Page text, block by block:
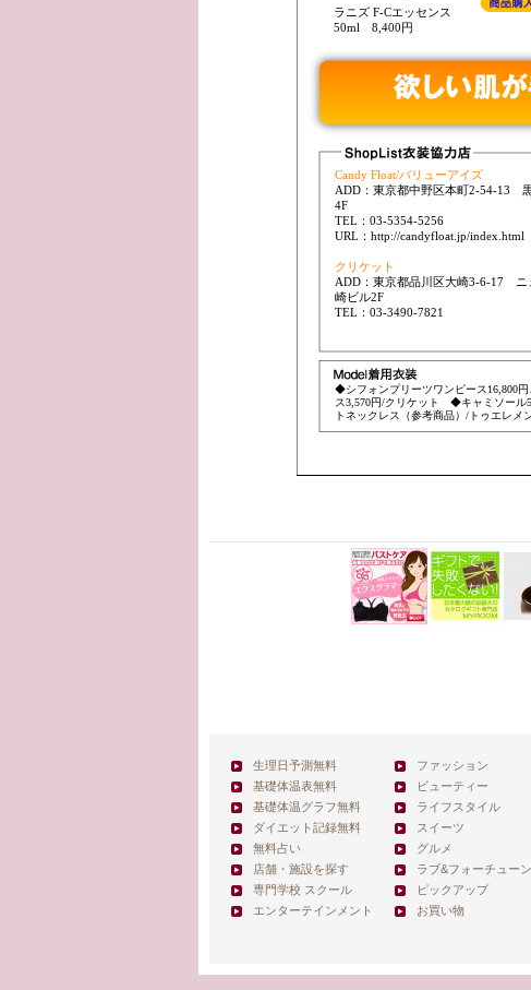
ラニズ F-Cエッセンス
50ml 8,400円
Candy Float/バリューアイズ
ADD：東京都中野区本町2-54-13
4F
TEL：03-5354-5256
URL：http://candyfloat.jp/index.html
クリケット
ADD：東京都品川区大崎3-6-17 ニ
崎ビル2F
TEL：03-3490-7821
◆シフォンプリーツワンピース16,800
ス3,570円/クリケット ◆キャミソール
トネックレス（参考商品）/トゥエレメ
生理日予測無料
基礎体温表無料
基礎体温グラフ無料
ダイエット記録無料
無料占い
店舗・施設を探す
専門学校 スクール
エンターテインメント
ファッション
ビューティー
ライフスタイル
スイーツ
グルメ
ラブ&フォーチューン
ピックアップ
お買い物